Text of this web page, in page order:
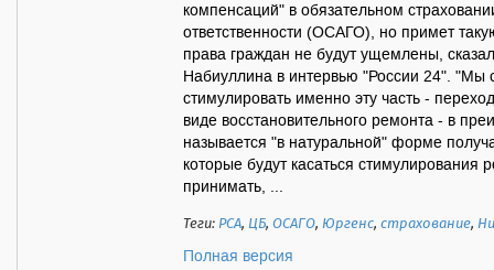
компенсаций" в обязательном
ответственности (ОСАГО), но примет
права граждан не будут ущемлены,
Набиуллина в интервью "России 24". "Мы
стимулировать именно эту часть -
виде восстановительного ремонта - в
называется "в натуральной" форме
которые будут касаться
принимать, ...
Теги:РСА, ЦБ,ОСАГО, Юргенс,страхование,
Полная версия